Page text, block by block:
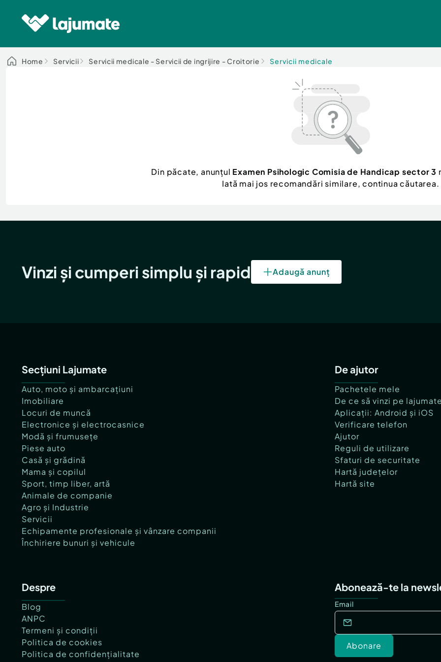
Home Servicii Servicii medicale - Servicii de ingrijire - Croitorie Servicii medicale
Din păcate, anunțul Examen Psihologic Comisia de Handicap sector 3
Iată mai jos recomandări similare, continua căutarea.
Vinzi și cumperi simplu și rapid Adaugă anunț
Secțiuni Lajumate
Auto, moto și ambarcațiuni
Imobiliare
Locuri de muncă
Electronice și electrocasnice
Modă și frumusețe
Piese auto
Casă și grădină
Mama și copilul
Sport, timp liber, artă
Animale de companie
Agro și Industrie
Servicii
Echipamente profesionale și vânzare companii
Închiriere bunuri și vehicule
De ajutor
Pachetele mele
De ce să vinzi pe
Aplicații: Android și iOS
Verificare telefon
Ajutor
Reguli de utilizare
Sfaturi de securitate
Hartă județelor
Hartă site
Despre
Blog
ANPC
Termeni și condiții
Politica de cookies
Politica de confidențialitate
Abonează-te la
Email
Abonare